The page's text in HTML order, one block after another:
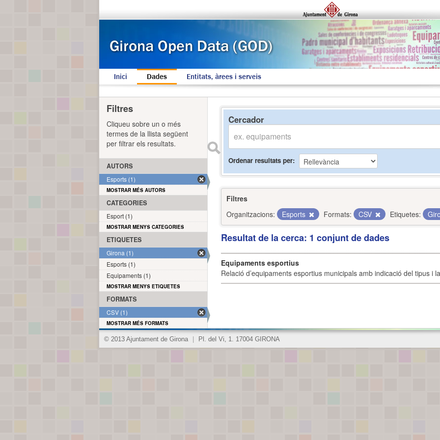
Inici Dades Entitats, àrees i serveis
Cercador
Ordenar resultats per
Filtres
Organitzacions:
Esports Formats: CSV Etiquetes:
Resultat de la cerca: 1 conjunt de dades
Equipaments esportius
Relació d’equipaments esportius municipals amb indicació del tipus i
Filtres
Cliqueu sobre un o més
termes de la llista següent
per filtrar els resultats.
AUTORS
Esports (1)
MOSTRAR MÉS AUTORS
CATEGORIES
Esport (1)
MOSTRAR MENYS CATEGORIES
ETIQUETES
Girona (1)
Esports (1)
Equipaments (1)
MOSTRAR MENYS ETIQUETES
FORMATS
CSV (1)
MOSTRAR MÉS FORMATS
© 2013 Ajuntament de Girona Pl. del Vi, 1. 17004 GIRONA